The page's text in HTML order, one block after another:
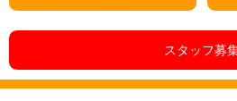
スタッフ募